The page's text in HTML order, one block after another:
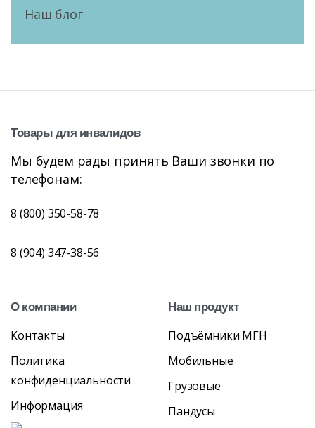
Наш блог
Товарыдля инвалидов
Мы будем рады принять Ваши звонки по
телефонам:
8 (800) 350-58-78
8 (904) 347-38-56
Окомпании
Контакты
Политика
конфиденциальности
Информация
Наш продукт
Подъёмники МГН
Мобильные
Грузовые
Пандусы